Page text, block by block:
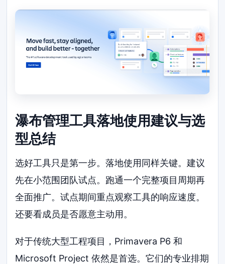
瀑布管理工具落地使用建议与选
型总结
选好工具只是第一步。落地使用同样关键。建议
先在小范围团队试点。跑通一个完整项目周期再
全面推广。试点期间重点观察工具的响应速度。
还要看成员是否愿意主动用。
对于传统大型工程项目，Primavera P6 和
Microsoft Project 依然是首选。它们的专业排期